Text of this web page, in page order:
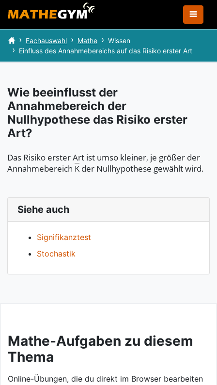
Fachauswahl Mathe
Wissen
Einfluss des Annahmebereichs auf das Risiko erster Art
Wie beeinflusst der
Annahmebereich der
Nullhypothese das Risiko erster
Art?
Das Risiko erster Art ist umso kleiner, je größer der
Annahmebereich Kder Nullhypothese gewählt wird.
Siehe auch
Signifikanztest
Stochastik
Mathe-Aufgaben zu diesem
Thema
Online-Übungen, die du direkt im Browser bearbeiten